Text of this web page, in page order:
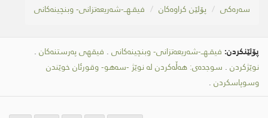
سه‌ره‌كی پۆلێن کراوەکان فیقـهــ-شەریعەتزانی- وبنچینەکانی
پۆلێنکردن: فیقـهــ-شەریعەتزانی- وبنچینەکانی . فیقهی پەرستنەكان .
نوێژكردن . سوجدەی: هەڵەکردن لە نوێژ -سەهو- وقورئان خوێندن
وسوپاسکردن .